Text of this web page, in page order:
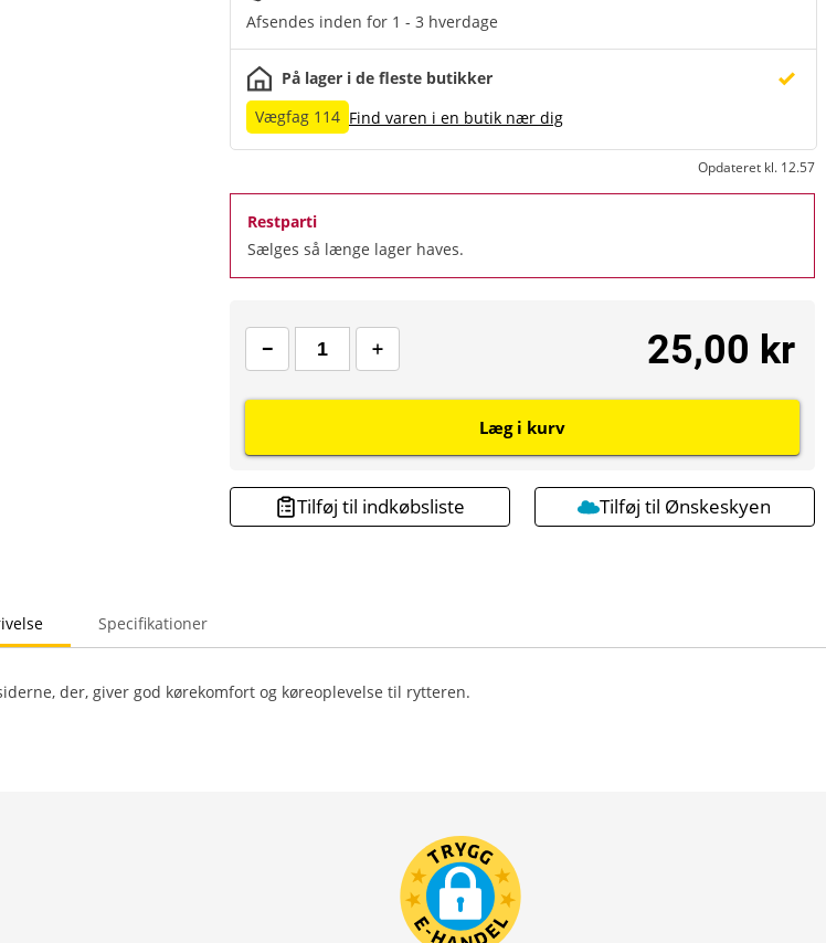
Afsendes inden for 1 - 3 hverdage
På lager i de fleste butikker
Vægfag 114 Find varen i en butik nær dig
Opdateret kl. 12.57
Restparti
Sælges så længe lager haves.
25,00 kr
Læg i kurv
Tilføj til indkøbsliste Tilføj til Ønskeskyen
Specifikationer
der, giver god kørekomfort og køreoplevelse til rytteren.